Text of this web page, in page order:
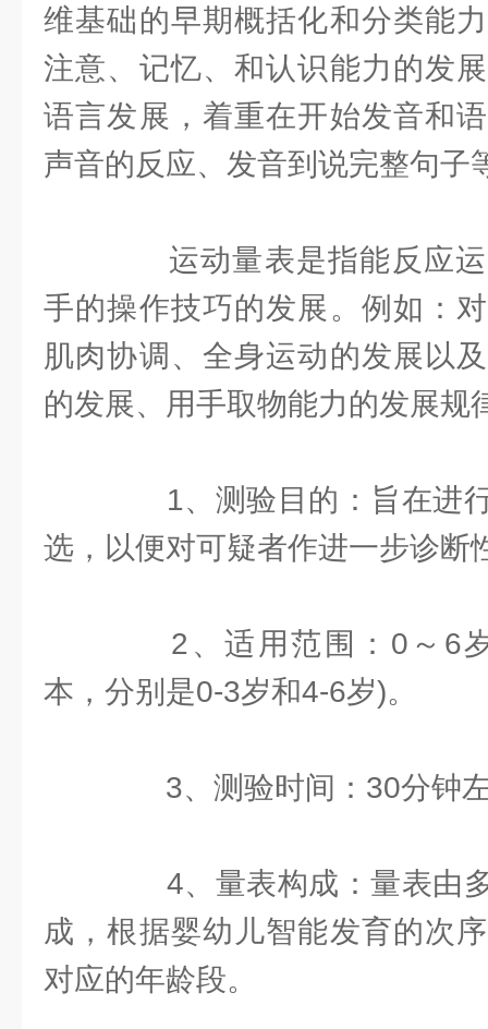
维基础的早期概括化和分类能
注意、记忆、和认识能力的发
语言发展，着重在开始发音和
声音的反应、发音到说完整句子
运动量表是指能反应运
手的操作技巧的发展。例如：
肌肉协调、全身运动的发展以
的发展、用手取物能力的发展规
1、测验目的：旨在进行
选，以便对可疑者作进一步诊断
2、适用范围：0～6岁
本，分别是0-3岁和4-6岁)。
3、测验时间：30分钟
4、量表构成：量表由多
成，根据婴幼儿智能发育的次
对应的年龄段。